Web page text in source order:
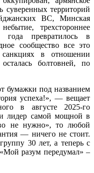
суверенных территорий
ВС, Минская
трехстороннее
превратилось в
сообщество все это
в отношении
болтовней, по
бумажки под названием
успеха!», — вещает
в августе 2025-го
лидер самой мощной в
не нужно», то любой
— ничего не стоит.
30 лет, а теперь с
разум передумал» –